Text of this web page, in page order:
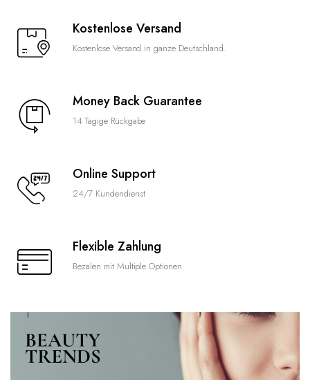
Kostenlose Versand
Kostenlose Versand in ganze Deutschland.
Money Back Guarantee
14 Tagige Rückgabe
Online Support
24/7 Kundendienst
Flexible Zahlung
Bezalen mit Multiple Optionen